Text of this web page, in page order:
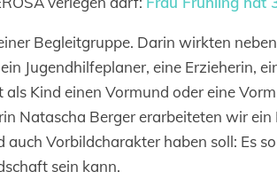
Begleitgruppe. Darin wirkten
Jugendhilfeplaner, eine Erzieherin,
Kind einen Vormund oder eine
Natascha Berger erarbeiteten wir
Vorbildcharakter haben soll: Es
sein kann.